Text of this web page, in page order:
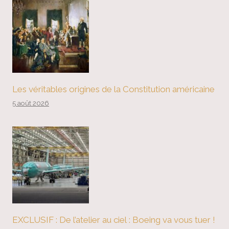
Les véritables origines de la Constitution américaine
5 août 2026
EXCLUSIF : De l’atelier au ciel : Boeing va vous tuer !